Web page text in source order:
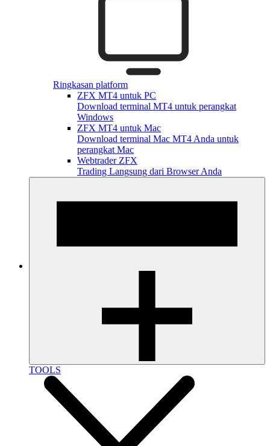
Ringkasan platform
ZFX MT4 untuk PC
Download terminal MT4 untuk perangkat
Windows
ZFX MT4 untuk Mac
Download terminal Mac MT4 Anda untuk
perangkat Mac
Webtrader ZFX
Trading Langsung dari Browser Anda
TOOLS